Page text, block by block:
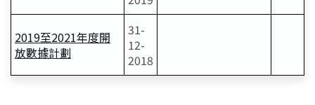
2019至2021年度開
放數據計劃
31-
12-
2018